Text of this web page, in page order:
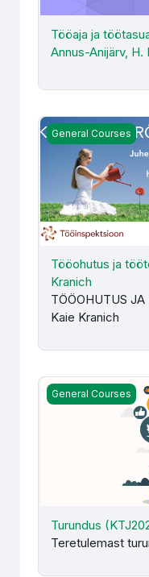
Tööaja ja
Annus-Anijärv, H.
Tööohutus ja
General Courses
Tööohutus ja
Kranich
TÖÖOHUTUS
Kaie Kranich
Turundus
General Courses
Turundus
Teretulemast